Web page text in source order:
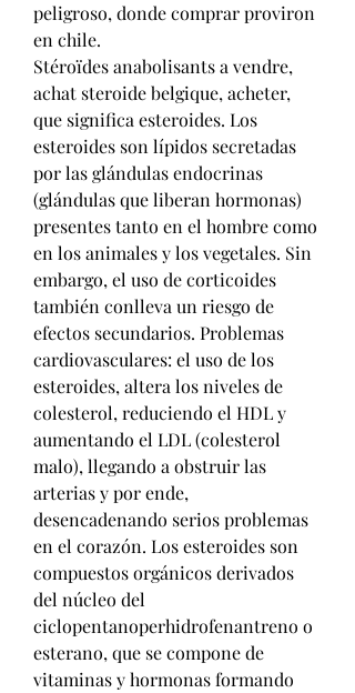
peligroso, donde comprar proviron
en chile.
Stéroïdes anabolisants a vendre,
achat steroide belgique, acheter,
que significa esteroides. Los
esteroides son lípidos secretadas
por las glándulas endocrinas
(glándulas que liberan hormonas)
presentes tanto en el hombre como
en los animales y los vegetales. Sin
embargo, el uso de corticoides
también conlleva un riesgo de
efectos secundarios. Problemas
cardiovasculares: el uso de los
esteroides, altera los niveles de
colesterol, reduciendo el HDL y
aumentando el LDL (colesterol
malo), llegando a obstruir las
arterias y por ende,
desencadenando serios problemas
en el corazón. Los esteroides son
compuestos orgánicos derivados
del núcleo del
ciclopentanoperhidrofenantreno o
esterano, que se compone de
vitaminas y hormonas formando